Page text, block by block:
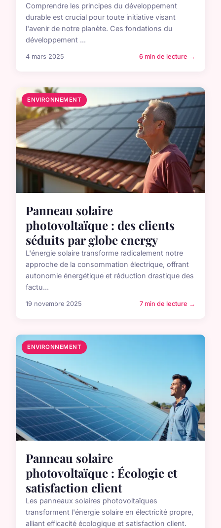
Comprendre les principes du développement
durable est crucial pour toute initiative visant
l'avenir de notre planète. Ces fondations du
développement ...
4 mars 2025 6 min de lecture →
ENVIRONNEMENT
Panneau solaire
photovoltaïque : des clients
séduits par globe energy
L'énergie solaire transforme radicalement notre
approche de la consommation électrique, offrant
autonomie énergétique et réduction drastique des
factu...
19 novembre 2025 7 min de lecture →
ENVIRONNEMENT
Panneau solaire
photovoltaïque : Écologie et
satisfaction client
Les panneaux solaires photovoltaïques
transforment l'énergie solaire en électricité propre,
alliant efficacité écologique et satisfaction client.